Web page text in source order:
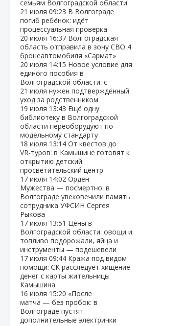
семьям Волгоградской области
21 июля 09:23 В Волгограде
погиб ребёнок: идёт
процессуальная проверка
20 июля 16:37 Волгоградская
область отправила в зону СВО 4
бронеавтомобиля «Сармат»
20 июля 14:15 Новое условие для
единого пособия в
Волгоградской области: с
21 июля нужен подтверждённый
уход за родственником
19 июля 13:43 Ещё одну
библиотеку в Волгоградской
области переоборудуют по
модельному стандарту
18 июля 13:14 От квестов до
VR‑туров: в Камышине готовят к
открытию детский
просветительский центр
17 июля 14:02 Орден
Мужества — посмертно: в
Волгограде увековечили память
сотрудника УФСИН Сергея
Рыкова
17 июля 13:51 Цены в
Волгоградской области: овощи и
топливо подорожали, яйца и
инструменты — подешевели
17 июля 09:44 Кража под видом
помощи: СК расследует хищение
денег с карты жительницы
Камышина
16 июля 15:20 «После
матча — без пробок: в
Волгограде пустят
дополнительные электрички